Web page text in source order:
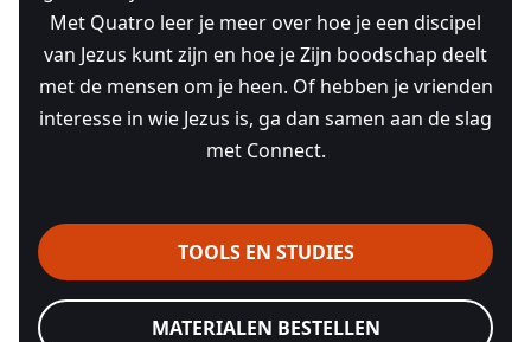
Met Quatro leer je meer over hoe je een discipel
van Jezus kunt zijn en hoe je Zijn boodschap deelt
met de mensen om je heen. Of hebben je vrienden
interesse in wie Jezus is, ga dan samen aan de slag
met Connect.
TOOLS EN STUDIES
MATERIALEN BESTELLEN